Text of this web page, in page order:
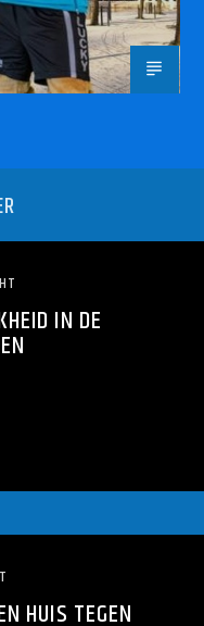
IN DE
HUIS TEGEN